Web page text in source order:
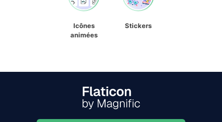
Icônes
animées
Stickers